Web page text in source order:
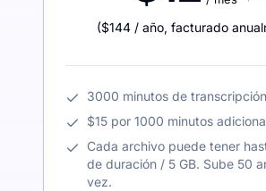
($144 / año, facturado
3000 minutos de
$15 por 1000 minutos
Cada archivo puede tener
de duración / 5 GB. Sube 50
vez.